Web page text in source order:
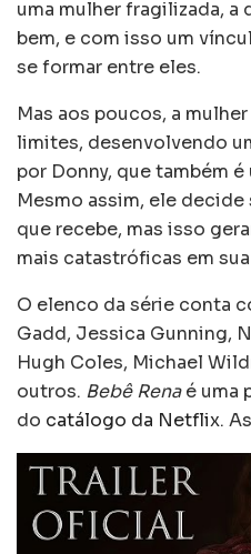
uma mulher fragilizada,
bem, e com isso um
se formar entre eles.
Mas aos poucos, a
limites, desenvolvendo
por Donny, que também
Mesmo assim, ele
que recebe, mas isso
mais catastróficas em
O elenco da série conta
Gadd, Jessica Gunning,
Hugh Coles, Michael
outros. Bebê Renaé uma
do catálogo da Netflix.